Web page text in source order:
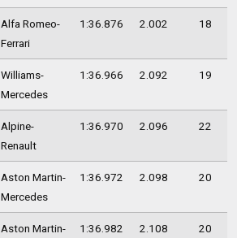
Alfa Romeo-
Ferrari
1:36.876 2.002 18
Williams-
Mercedes
1:36.966 2.092 19
Alpine-
Renault
1:36.970 2.096 22
Aston Martin-
Mercedes
1:36.972 2.098 20
Aston Martin-
1:36.982 2.108 20